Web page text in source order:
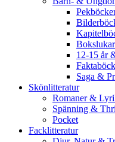
12-15 år
Saga &
Skönlitteratur
Romaner &
Spänning &
Pocket
Facklitteratur